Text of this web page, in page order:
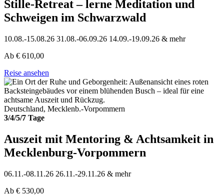
Stille-Retreat – lerne Meditation und
Schweigen im Schwarzwald
10.08.-15.08.26 31.08.-06.09.26 14.09.-19.09.26 & mehr
Ab € 610,00
Reise ansehen
Deutschland, Mecklenb.-Vorpommern
3/4/5/7 Tage
Auszeit mit Mentoring & Achtsamkeit in
Mecklenburg-Vorpommern
06.11.-08.11.26 26.11.-29.11.26 & mehr
Ab € 530,00